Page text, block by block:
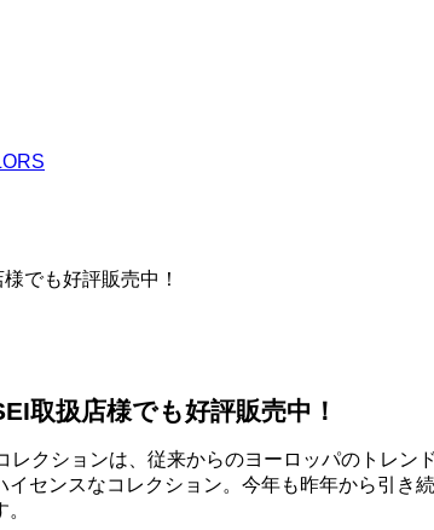
でも好評販売中！
取扱店様でも好評販売中！
クションは、従来からのヨーロッパのトレ
センスなコレクション。今年も昨年から引